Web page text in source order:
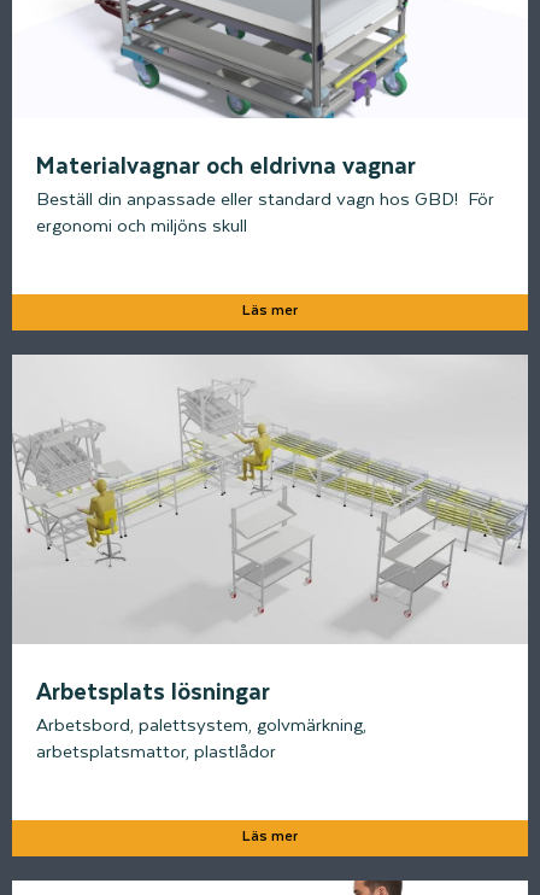
Materialvagnar och eldrivna vagnar
Beställ din anpassade eller standard vagn hos GBD! För
ergonomi och miljöns skull
Läs mer
Arbetsplats lösningar
Arbetsbord, palettsystem, golvmärkning,
arbetsplatsmattor, plastlådor
Läs mer